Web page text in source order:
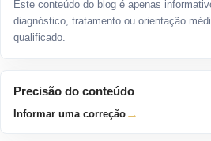
Este conteúdo do blog é apenas
diagnóstico, tratamento ou orientação
qualificado.
Precisão do conteúdo
Informar uma correção →